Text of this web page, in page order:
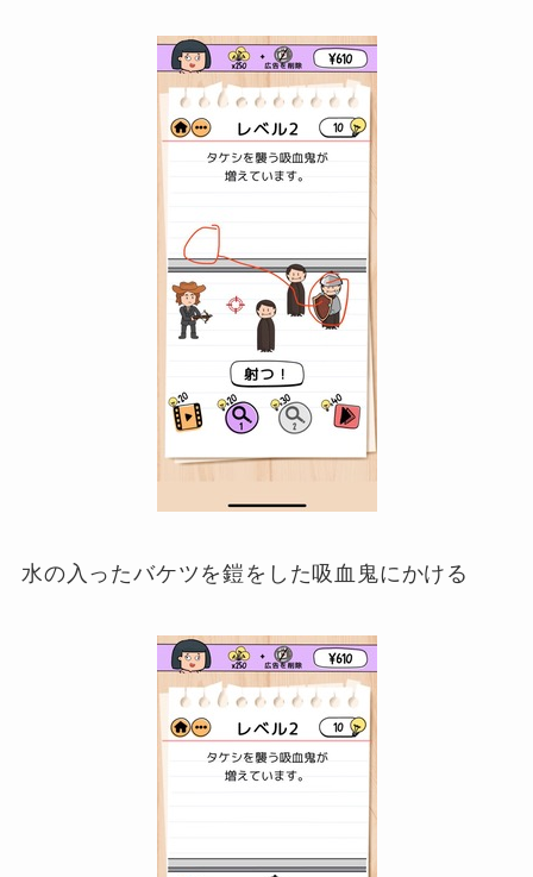
水の入ったバケツを鎧をした吸血鬼にかける